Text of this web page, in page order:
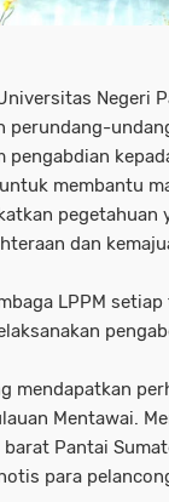
Negeri
perundang-
pengabdian
membantu
pegetahuan
dan
LPPM
mendapatkan
Mentawai.
Pantai
para